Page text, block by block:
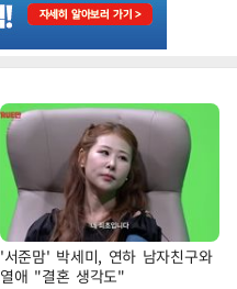
'서준맘' 박세미, 연하 남자친구와
열애 "결혼 생각도"